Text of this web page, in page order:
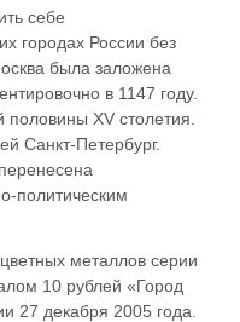
себе
городах России без
была заложена
в 1147 году.
XV столетия.
Санкт-Петербург.
политическим
металлов серии
10 рублей «Город
27 декабря 2005 года.